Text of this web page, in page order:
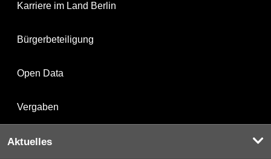
Karriere im Land Berlin
Bürgerbeteiligung
Open Data
Vergaben
Aktuelles